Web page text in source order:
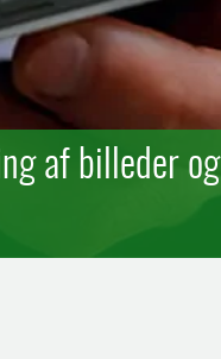
af billeder og